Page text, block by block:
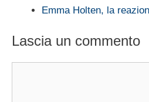
Emma Holten, la
Lascia un commento